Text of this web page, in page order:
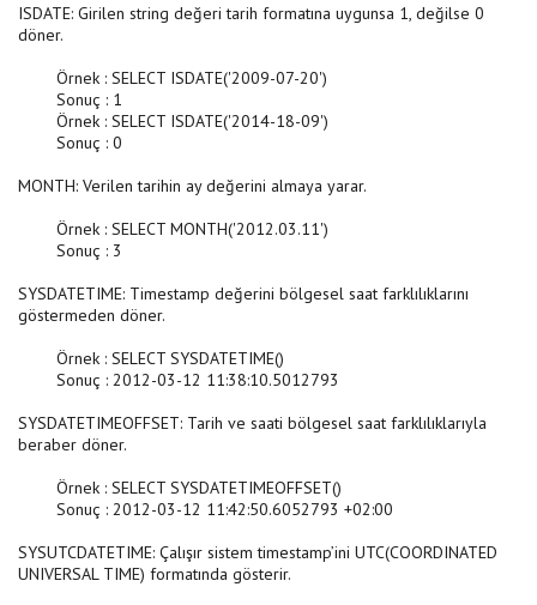
ISDATE: Girilen string değeri tarih formatına uygunsa 1, değilse 0
döner.
Örnek : SELECT ISDATE('2009-07-20')
Sonuç : 1
Örnek : SELECT ISDATE('2014-18-09')
Sonuç : 0
MONTH: Verilen tarihin ay değerini almaya yarar.
Örnek : SELECT MONTH('2012.03.11')
Sonuç : 3
SYSDATETIME: Timestamp değerini bölgesel saat farklılıklarını
göstermeden döner.
Örnek : SELECT SYSDATETIME()
Sonuç : 2012-03-12 11:38:10.5012793
SYSDATETIMEOFFSET: Tarih ve saati bölgesel saat farklılıklarıyla
beraber döner.
Örnek : SELECT SYSDATETIMEOFFSET()
Sonuç : 2012-03-12 11:42:50.6052793 +02:00
SYSUTCDATETIME: Çalışır sistem timestamp’ini UTC(COORDINATED
UNIVERSAL TIME) formatında gösterir.